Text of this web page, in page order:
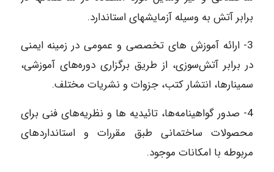
برابر آتش به وسیله آزمایشهای استاندارد.
3- ارائه آموزش های تخصصی و عمومی در زمینه ایمنی
در برابر آتش‌سوزی، از طریق برگزاری دوره‌های آموزشی،
سمینارها، انتشار کتب، جزوات و نشریات مختلف.
4- صدور گواهینامه‌ها، تائیدیه ها و نظریه‌های فنی برای
محصولات ساختمانی طبق مقررات و استانداردهای
مربوطه با امکانات موجود.